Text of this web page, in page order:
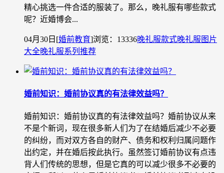
精心挑选一件合适的服装了。那么，晚礼服有哪些款式
呢？近婚博会...
04月30日 [婚前教育]浏览：13336晚礼服款式晚礼服图片
大全晚礼服系列推荐
婚前知识：婚前协议真的有法律效益吗？
婚前知识：婚前协议真的有法律效益吗？婚前协议从来
不是个新词，现在很多新人们为了在结婚后减少不必要
的纠纷，而对双方各自的财产、债务和权利归属问题作
出约定，并在婚后按此执行。虽然签订婚前协议有点违
背人们传统的思想，但是它真的可以减少很多不必要的